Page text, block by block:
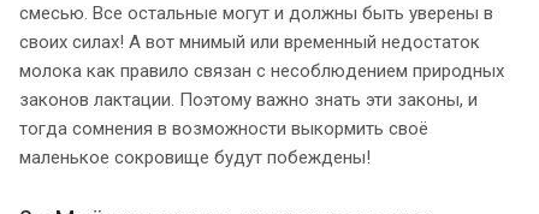
смесью. Все остальные могут и должны быть уверены в
своих силах! А вот мнимый или временный недостаток
молока как правило связан с несоблюдением природных
законов лактации. Поэтому важно знать эти законы, и
тогда сомнения в возможности выкормить своё
маленькое сокровище будут побеждены!